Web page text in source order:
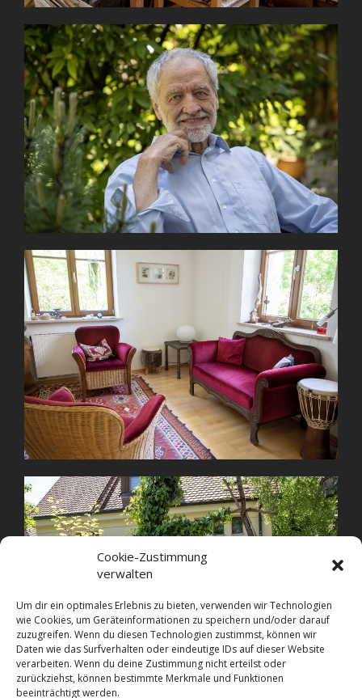
Cookie-Zustimmung
verwalten
Um dir ein optimales Erlebnis zu bieten, verwenden wir Technologien
wie Cookies, um Geräteinformationen zu speichern und/oder darauf
zuzugreifen. Wenn du diesen Technologien zustimmst, können wir
Daten wie das Surfverhalten oder eindeutige IDs auf dieser Website
verarbeiten. Wenn du deine Zustimmung nicht erteilst oder
zurückziehst, können bestimmte Merkmale und Funktionen
beeinträchtigt werden.